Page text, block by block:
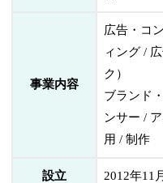
事業内容
広告・コ
ィング /
ク）
ブランド
ンサー /
用 / 制作
設立 2012年11月